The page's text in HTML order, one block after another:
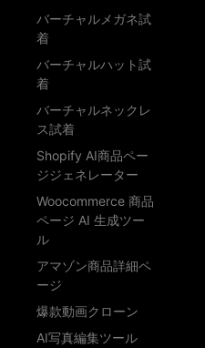
バーチャルメガネ試
着
バーチャルハット試
着
バーチャルネックレ
ス試着
Shopify AI商品ペー
ジジェネレーター
Woocommerce 商品
ページ AI 生成ツー
ル
アマゾン商品詳細ペ
ージ
爆款動画クローン
AI写真編集ツール